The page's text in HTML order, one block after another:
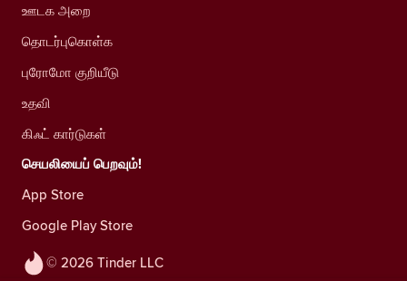
© 2026 Tinder LLC
ஊடக அறை
தொடர்புகொள்க
புரோமோ குறியீடு
உதவி
கிஃட் கார்டுகள்
செயலியைப் பெறவும்!
App Store
Google Play Store